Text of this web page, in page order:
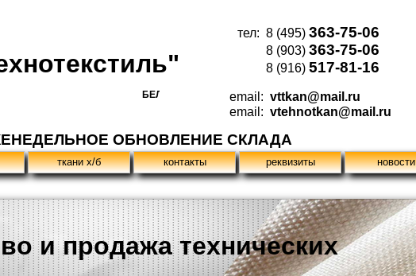
тел: 8 (495) 363-75-06
8 (903) 363-75-06
8 (916) 517-81-16
email: vttkan@mail.ru
email: vtehnotkan@mail.ru
и продажа технических
БЕЛЬТИНГ 2030, ФИЛЬТРОДИАГОНАЛЬ, ФИЛЬТРОМИТКАЛЬ,
ткани х/б контакты реквизиты новости
ОБНОВЛЕНИЕ СКЛАДА